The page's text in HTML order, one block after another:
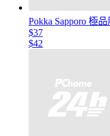
Pokka Sapporo 極
$37
$42